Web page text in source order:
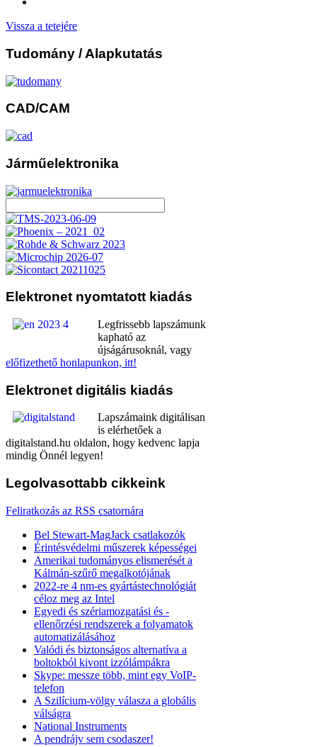
Vissza a tetejére
Tudomány / Alapkutatás
CAD/CAM
Járműelektronika
Elektronet nyomtatott kiadás
Legfrissebb lapszámunk
kapható az
újságárusoknál, vagy
előfizethető honlapunkon, itt!
Elektronet digitális kiadás
Lapszámaink digitálisan
is elérhetőek a
digitalstand.hu oldalon, hogy kedvenc lapja
mindig Önnél legyen!
Legolvasottabb cikkeink
Feliratkozás az RSS csatornára
Bel Stewart-MagJack csatlakozók
Érintésvédelmi műszerek képességei
Amerikai tudományos elismerését a
Kálmán-szűrő megalkotójának
2022-re 4 nm-es gyártástechnológiát
céloz meg az Intel
Egyedi és szériamozgatási és -
ellenőrzési rendszerek a folyamatok
automatizálásához
Valódi és biztonságos alternatíva a
boltokból kivont izzólámpákra
Skype: messze több, mint egy VoIP-
telefon
A Szilícium-völgy válasza a globális
válságra
National Instruments
A pendrájv sem csodaszer!